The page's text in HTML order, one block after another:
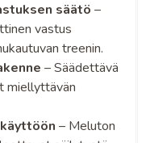
säätö –
vastus
treenin.
– Säädettävä
miellyttävän
– Meluton